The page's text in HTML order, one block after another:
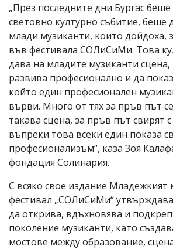
„През последните дни Бургас
световно културно събитие, беше
млади музиканти, които дойдоха,
във фестивала СОЛиСиМи. Това
дава на младите музиканти сцена,
развива професионално и да
който един професионален
върви. Много от тях за пръв път
такава сцена, за пръв път свирят
въпреки това всеки един показа
професионализъм“, каза Зоя
фондация Солинария.
С всяко свое издание Младежкият
фестивал „СОЛиСиМи“ утвърждава
да открива, вдъхновява и
поколение музиканти, като
мостове между образование,